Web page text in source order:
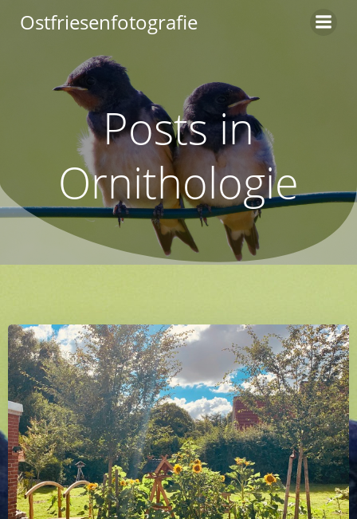
Inhalt
Ostfriesenfotografie
Posts in
Ornithologie